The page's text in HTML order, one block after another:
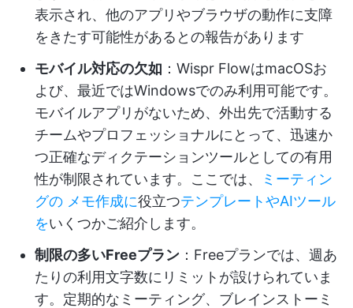
表示され、他のアプリやブラウザの動作に支障
をきたす可能性があるとの報告があります
モバイル対応の欠如 ：Wispr FlowはmacOSお
よび、最近ではWindowsでのみ利用可能です。
モバイルアプリがないため、外出先で活動する
チームやプロフェッショナルにとって、迅速か
つ正確なディクテーションツールとしての有用
性が制限されています。ここでは、
ミーティン
グの メモ作成に役立つテンプレートやAIツール
をいくつかご紹介します。
制限の多いFreeプラン ：Freeプランでは、週あ
たりの利用文字数にリミットが設けられていま
す。定期的なミーティング、ブレインストーミ